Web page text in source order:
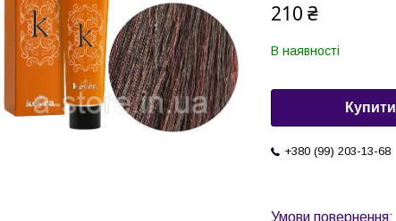
210 ₴
В наявності
Купити
+380 (99) 203-13-68